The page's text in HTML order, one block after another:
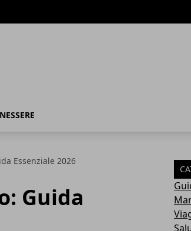
Essenziale 2026
Guida